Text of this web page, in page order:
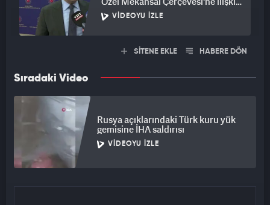
açıklama
VIDEOYU İZLE
SİTENE EKLE HABERE DÖN
Sıradaki Video
Rusya açıklarındaki Türk kuru yük
gemisine İHA saldırısı
VIDEOYU İZLE